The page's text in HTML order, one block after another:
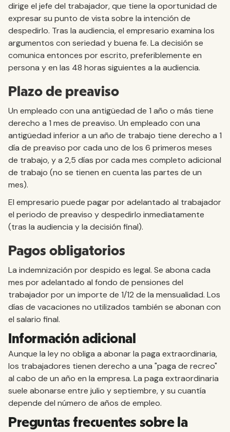
dirige el jefe del trabajador, que tiene la oportunidad de
expresar su punto de vista sobre la intención de
despedirlo. Tras la audiencia, el empresario examina los
argumentos con seriedad y buena fe. La decisión se
comunica entonces por escrito, preferiblemente en
persona y en las 48 horas siguientes a la audiencia.
Plazo de preaviso
Un empleado con una antigüedad de 1 año o más tiene
derecho a 1 mes de preaviso. Un empleado con una
antigüedad inferior a un año de trabajo tiene derecho a 1
día de preaviso por cada uno de los 6 primeros meses
de trabajo, y a 2,5 días por cada mes completo adicional
de trabajo (no se tienen en cuenta las partes de un
mes).
El empresario puede pagar por adelantado al trabajador
el periodo de preaviso y despedirlo inmediatamente
(tras la audiencia y la decisión final).
Pagos obligatorios
La indemnización por despido es legal. Se abona cada
mes por adelantado al fondo de pensiones del
trabajador por un importe de 1/12 de la mensualidad. Los
días de vacaciones no utilizados también se abonan con
el salario final.
Información adicional
Aunque la ley no obliga a abonar la paga extraordinaria,
los trabajadores tienen derecho a una "paga de recreo"
al cabo de un año en la empresa. La paga extraordinaria
suele abonarse entre julio y septiembre, y su cuantía
depende del número de años de empleo.
Preguntas frecuentes sobre la